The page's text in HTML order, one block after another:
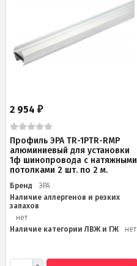
2 954 ₽
Профиль ЭРА TR-1PTR-RMP
алюминиевый для установки
1ф шинопровода с натяжными
потолками 2 шт. по 2 м.
Бренд
ЭРА
Наличие аллергенов и резких
запахов
нет
Наличие категории ЛВЖ и ГЖ
нет